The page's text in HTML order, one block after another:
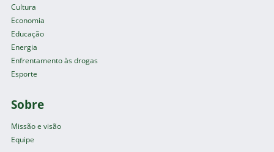
Cultura
Economia
Educação
Energia
Enfrentamento às drogas
Esporte
Sobre
Missão e visão
Equipe